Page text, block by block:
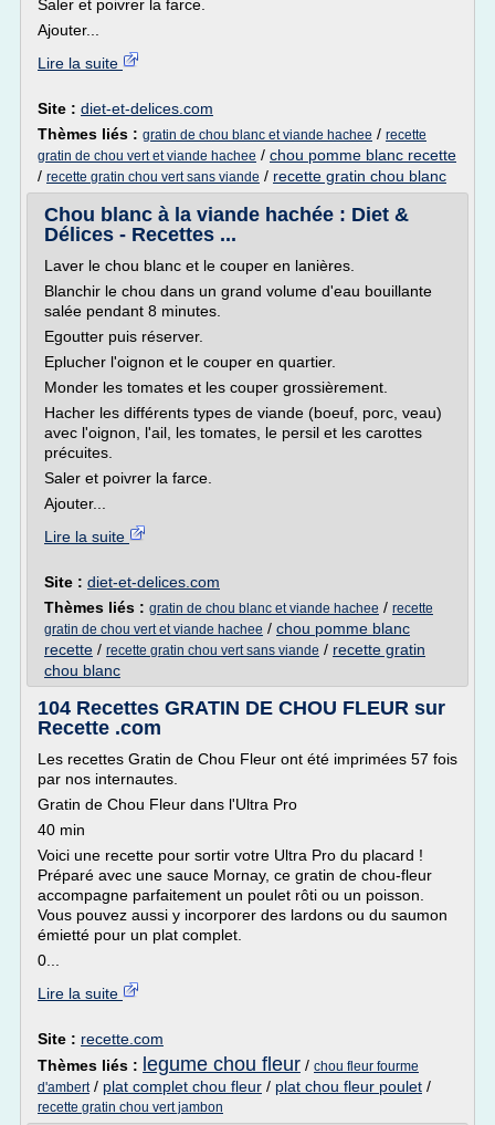
Saler et poivrer la farce.
Ajouter...
Lire la suite
Site : diet-et-delices.com
Thèmes liés : gratin de chou blanc et viande hachee / recette
gratin de chou vert et viande hachee / chou pomme blanc recette
/ recette gratin chou vert sans viande / recette gratin chou blanc
Chou blanc à la viande hachée : Diet &
Délices - Recettes ...
Laver le chou blanc et le couper en lanières.
Blanchir le chou dans un grand volume d'eau bouillante
salée pendant 8 minutes.
Egoutter puis réserver.
Eplucher l'oignon et le couper en quartier.
Monder les tomates et les couper grossièrement.
Hacher les différents types de viande (boeuf, porc, veau)
avec l'oignon, l'ail, les tomates, le persil et les carottes
précuites.
Saler et poivrer la farce.
Ajouter...
Lire la suite
Site : diet-et-delices.com
Thèmes liés : gratin de chou blanc et viande hachee / recette
gratin de chou vert et viande hachee / chou pomme blanc
recette / recette gratin chou vert sans viande / recette gratin
chou blanc
104 Recettes GRATIN DE CHOU FLEUR sur
Recette .com
Les recettes Gratin de Chou Fleur ont été imprimées 57 fois
par nos internautes.
Gratin de Chou Fleur dans l'Ultra Pro
40 min
Voici une recette pour sortir votre Ultra Pro du placard !
Préparé avec une sauce Mornay, ce gratin de chou-fleur
accompagne parfaitement un poulet rôti ou un poisson.
Vous pouvez aussi y incorporer des lardons ou du saumon
émietté pour un plat complet.
0...
Lire la suite
Site : recette.com
Thèmes liés : legume chou fleur / chou fleur fourme
d'ambert/ plat complet chou fleur / plat chou fleur poulet /
recette gratin chou vert jambon